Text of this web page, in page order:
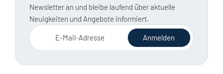
Newsletter an und bleibe laufend über aktuelle
Neuigkeiten und Angebote informiert.
E-Mail-Adresse Anmelden